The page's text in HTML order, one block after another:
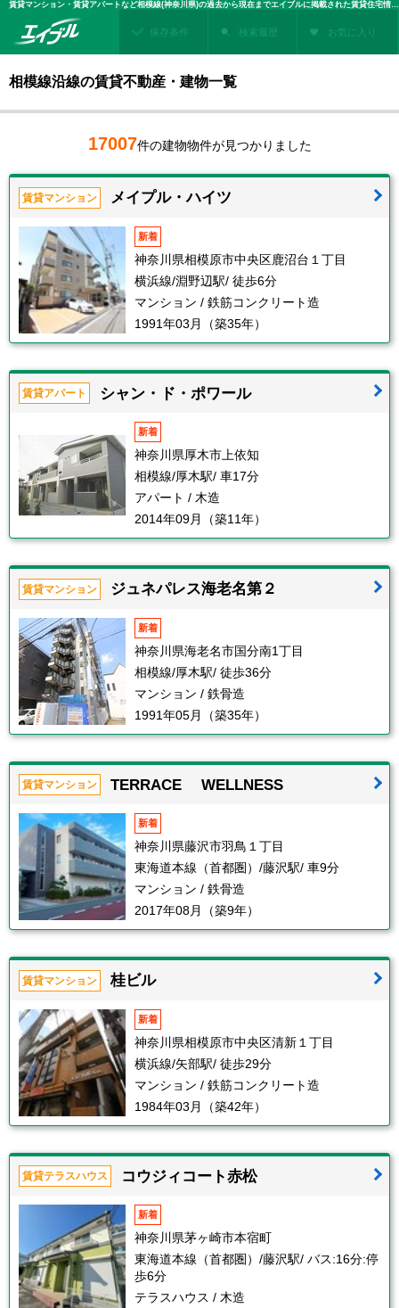
賃貸マンション・賃貸アパートなど相模線(神奈川県)の過去から現在までエイブルに掲載された賃貸住宅情報・建物情報を検索！不動産賃貸を探すなら、お部屋探しのエイブル
保存条件 検索履歴 お気に入り
相模線沿線の賃貸不動産・建物一覧
17007件の建物物件が見つかりました
賃貸マンション メイプル・ハイツ
新着
神奈川県相模原市中央区鹿沼台１丁目
横浜線/淵野辺駅/ 徒歩6分
マンション / 鉄筋コンクリート造
1991年03月（築35年）
賃貸アパート シャン・ド・ポワール
新着
神奈川県厚木市上依知
相模線/厚木駅/ 車17分
アパート / 木造
2014年09月（築11年）
賃貸マンション ジュネパレス海老名第２
新着
神奈川県海老名市国分南1丁目
相模線/厚木駅/ 徒歩36分
マンション / 鉄骨造
1991年05月（築35年）
賃貸マンション TERRACE WELLNESS
新着
神奈川県藤沢市羽鳥１丁目
東海道本線（首都圏）/藤沢駅/ 車9分
マンション / 鉄骨造
2017年08月（築9年）
賃貸マンション 桂ビル
新着
神奈川県相模原市中央区清新１丁目
横浜線/矢部駅/ 徒歩29分
マンション / 鉄筋コンクリート造
1984年03月（築42年）
賃貸テラスハウス コウジィコート赤松
新着
神奈川県茅ヶ崎市本宿町
東海道本線（首都圏）/藤沢駅/ バス:16分:停
歩6分
テラスハウス / 木造